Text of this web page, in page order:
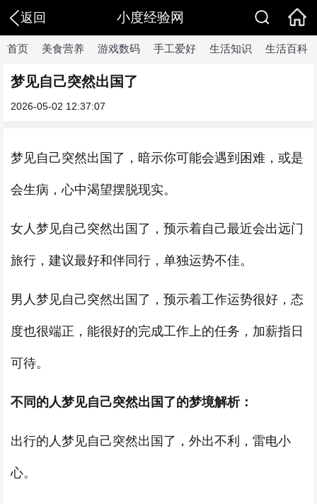
返回 小度经验网
首页 美食营养 游戏数码 手工爱好 生活知识 生活百科
梦见自己突然出国了
2026-05-02 12:37:07
梦见自己突然出国了，暗示你可能会遇到困难，或是
会生病，心中渴望摆脱现实。
女人梦见自己突然出国了，预示着自己最近会出远门
旅行，建议最好和伴同行，单独运势不佳。
男人梦见自己突然出国了，预示着工作运势很好，态
度也很端正，能很好的完成工作上的任务，加薪指日
可待。
不同的人梦见自己突然出国了的梦境解析：
出行的人梦见自己突然出国了，外出不利，雷电小
心。